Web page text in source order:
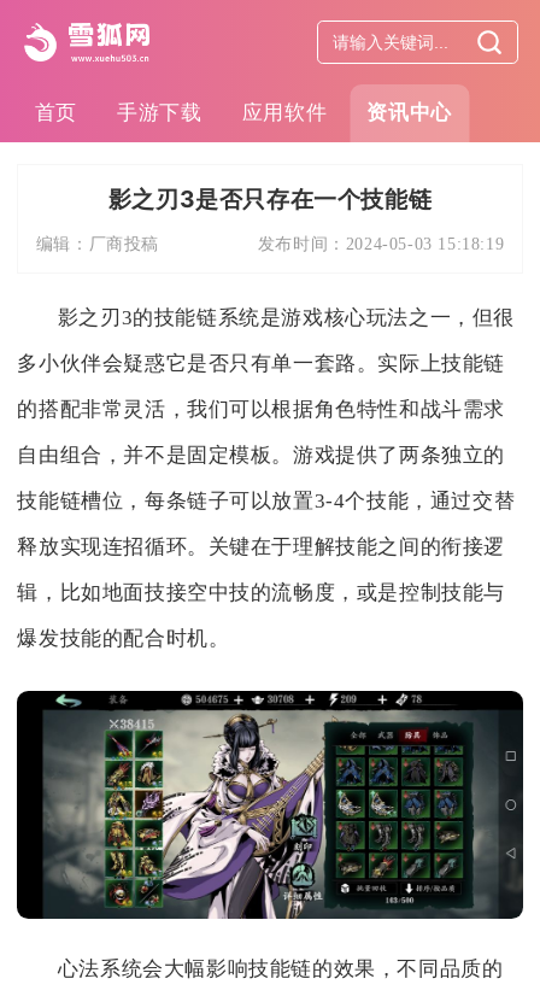
首页 手游下载 应用软件 资讯中心
影之刃3是否只存在一个技能链
编辑： 厂商投稿 发布时间： 2024-05-03 15:18:19
影之刃3的技能链系统是游戏核心玩法之一，但很
多小伙伴会疑惑它是否只有单一套路。实际上技能链
的搭配非常灵活，我们可以根据角色特性和战斗需求
自由组合，并不是固定模板。游戏提供了两条独立的
技能链槽位，每条链子可以放置3-4个技能，通过交替
释放实现连招循环。关键在于理解技能之间的衔接逻
辑，比如地面技接空中技的流畅度，或是控制技能与
爆发技能的配合时机。
心法系统会大幅影响技能链的效果，不同品质的